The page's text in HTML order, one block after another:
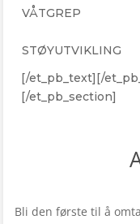
VÅTGREP
STØYUTVIKLING
[/et_pb_text][/
[/et_pb_section]
Bli den første til å